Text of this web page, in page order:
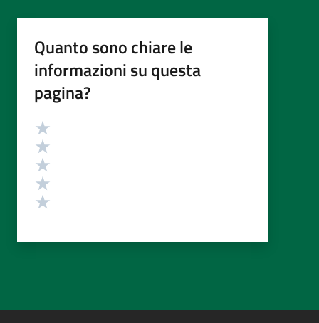
Quanto sono chiare le
informazioni su questa
pagina?
Valutazione